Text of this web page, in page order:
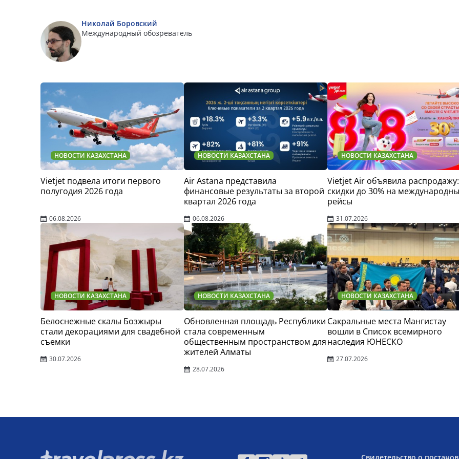
Николай Боровский
Международный обозреватель
НОВОСТИ КАЗАХСТАНА
Vietjet подвела итоги первого
полугодия 2026 года
06.08.2026
НОВОСТИ КАЗАХСТАНА
Air Astana представила
финансовые результаты за второй
квартал 2026 года
06.08.2026
НОВОСТИ КАЗАХСТАНА
Vietjet Air объявила распродажу:
скидки до 30% на
рейсы
31.07.2026
НОВОСТИ КАЗАХСТАНА
Белоснежные скалы Бозжыры
стали декорациями для свадебной
съемки
30.07.2026
НОВОСТИ КАЗАХСТАНА
Обновленная площадь Республики
стала современным
общественным пространством для
жителей Алматы
28.07.2026
НОВОСТИ КАЗАХСТАНА
Сакральные места Мангистау
вошли в Список всемирного
наследия ЮНЕСКО
27.07.2026